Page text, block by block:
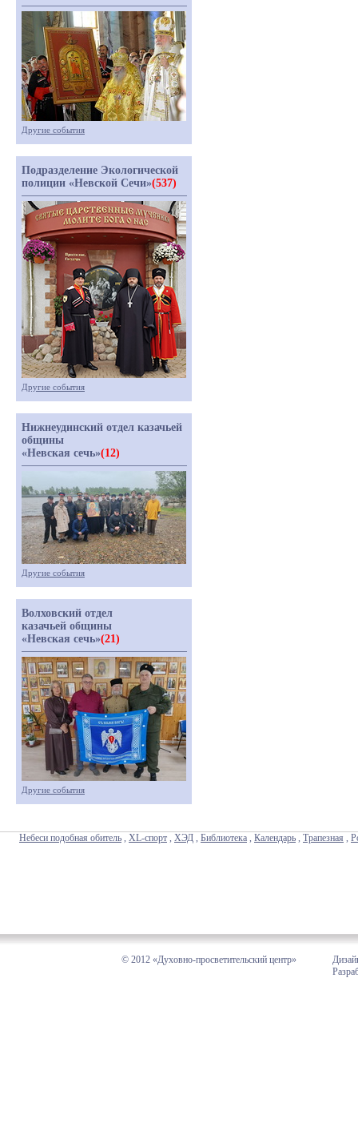
Другие события
Подразделение Экологической
полиции «Невской Сечи»(537)
Другие события
Нижнеудинский отдел казачьей
общины
«Невская сечь»(12)
Другие события
Волховский отдел
казачьей общины
«Невская сечь»(21)
Другие события
Небеси подобная обитель , XL-спорт , ХЭД , Библиотека , Календарь , Трапезная ,
© 2012 «Духовно-просветительский центр»